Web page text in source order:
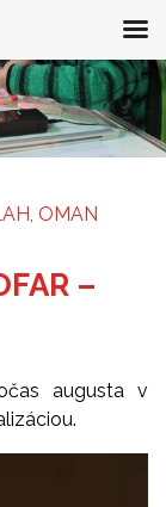
OMAN
–
augusta v